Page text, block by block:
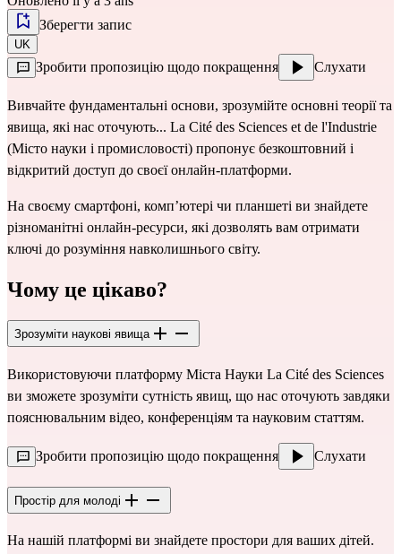
Зберегти запис
UK
Зробити пропозицію щодо покращення Слухати
Вивчайте фундаментальні основи, зрозумійте основні теорії та
явища, які нас оточують... La Cité des Sciences et de l'Industrie
(Місто науки і промисловості) пропонує безкоштовний і
відкритий доступ до своєї онлайн-платформи.
На своєму смартфоні, комп’ютері чи планшеті ви знайдете
різноманітні онлайн-ресурси, які дозволять вам отримати
ключі до розуміння навколишнього світу.
Чому це цікаво?
Зрозуміти наукові явища
Використовуючи платформу Міста Науки La Cité des Sciences
ви зможете зрозуміти сутність явищ, що нас оточують завдяки
пояснювальним відео, конференціям та науковим статтям.
Зробити пропозицію щодо покращення Слухати
Простір для молоді
На нашій платформі ви знайдете простори для ваших дітей.